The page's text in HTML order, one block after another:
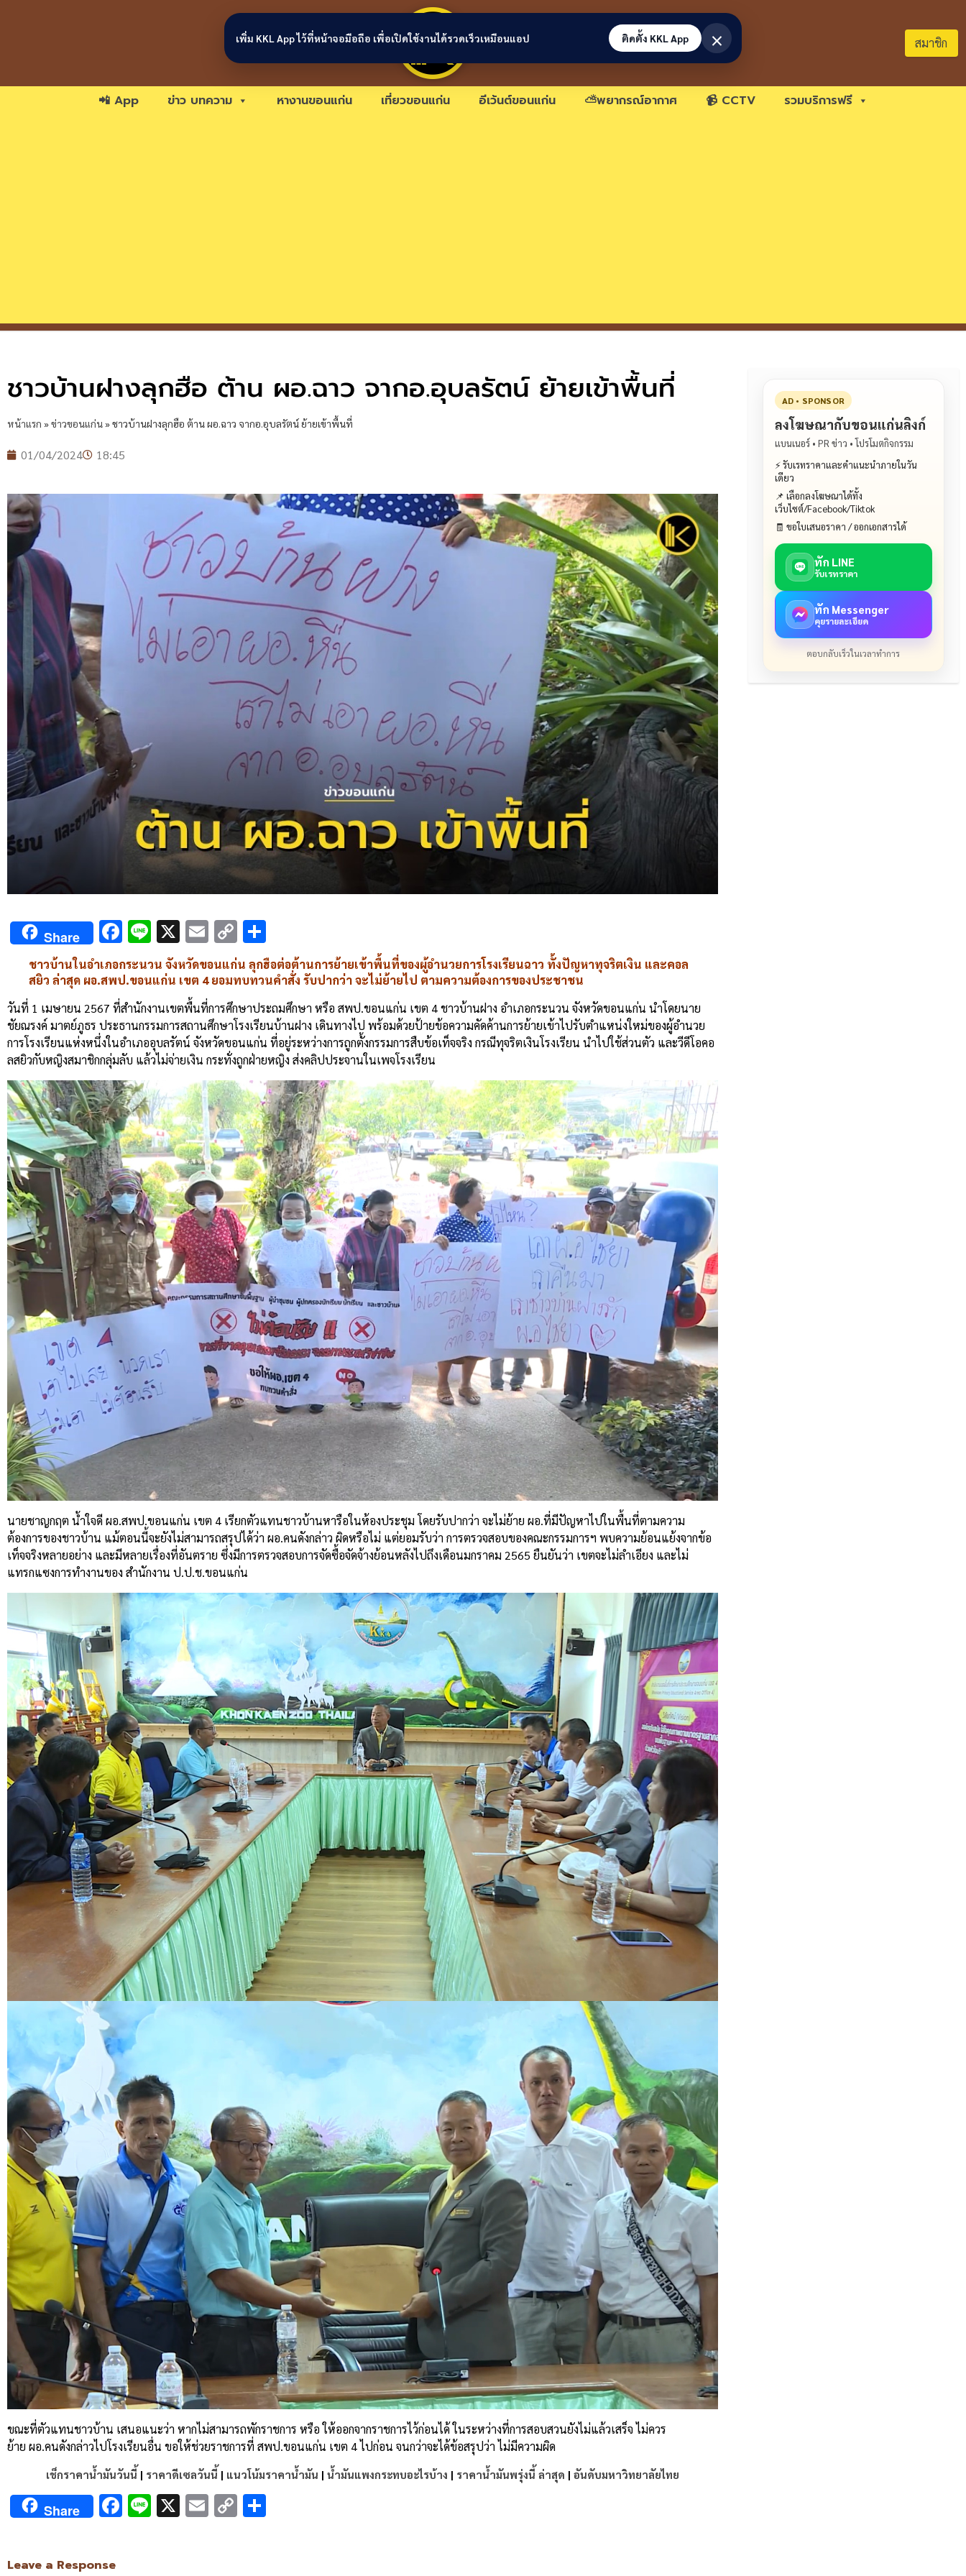
ขอนแก่นลิงก์ สมาชิก
📲 App ข่าว บทความ หางานขอนแก่น เที่ยวขอนแก่น อีเว้นต์ขอนแก่น ⛅พยากรณ์อากาศ 📹 CCTV รวมบริการฟรี
ชาวบ้านฝางลุกฮือ ต้าน ผอ.ฉาว จากอ.อุบลรัตน์ ย้ายเข้าพื้นที่
หน้าแรก »ข่าวขอนแก่น»ชาวบ้านฝางลุกฮือ ต้าน ผอ.ฉาว จากอ.อุบลรัตน์ ย้ายเข้าพื้นที่
01/04/2024 18:45
Share Facebook
Line
X Email
Copy
Link
ชาวบ้านในอำเภอกระนวน จังหวัดขอนแก่น ลุกฮือต่อต้านการย้ายเข้าพื้นที่ของผู้อำนวยการโรงเรียนฉาว ทั้งปัญหาทุจริตเงิน และคอล
สยิว ล่าสุด ผอ.สพป.ขอนแก่น เขต 4 ยอมทบทวนคำสั่ง รับปากว่า จะไม่ย้ายไป ตามความต้องการของประชาชน
วันที่ 1 เมษายน 2567 ที่สำนักงานเขตพื้นที่การศึกษาประถมศึกษา หรือ สพป.ขอนแก่น เขต 4 ชาวบ้านฝาง อำเภอกระนวน จังหวัดขอนแก่น นำโดยนาย
ชัยณรงค์ มาตย์ภูธร ประธานกรรมการสถานศึกษาโรงเรียนบ้านฝาง เดินทางไป พร้อมด้วยป้ายข้อความคัดค้านการย้ายเข้าไปรับตำแหน่งใหม่ของผู้อำนวย
การโรงเรียนแห่งหนึ่งในอำเภออุบลรัตน์ จังหวัดขอนแก่น ที่อยู่ระหว่างการถูกตั้งกรรมการสืบข้อเท็จจริง กรณีทุจริตเงินโรงเรียน นำไปใช้ส่วนตัว และวีดีโอคอ
ลสยิวกับหญิงสมาชิกกลุ่มลับ แล้วไม่จ่ายเงิน กระทั่งถูกฝ่ายหญิง ส่งคลิปประจานในเพจโรงเรียน
นายชาญกฤต น้ำใจดี ผอ.สพป.ขอนแก่น เขต 4 เรียกตัวแทนชาวบ้านหารือในห้องประชุม โดยรับปากว่า จะไม่ย้าย ผอ.ที่มีปัญหาไปในพื้นที่ตามความ
ต้องการของชาวบ้าน แม้ตอนนี้จะยังไม่สามารถสรุปได้ว่า ผอ.คนดังกล่าว ผิดหรือไม่ แต่ยอมรับว่า การตรวจสอบของคณะกรรมการฯ พบความย้อนแย้งจากข้อ
เท็จจริงหลายอย่าง และมีหลายเรื่องที่อันตราย ซึ่งมีการตรวจสอบการจัดซื้อจัดจ้างย้อนหลังไปถึงเดือนมกราคม 2565 ยืนยันว่า เขตจะไม่ลำเอียง และไม่
แทรกแซงการทำงานของ สำนักงาน ป.ป.ช.ขอนแก่น
ขณะที่ตัวแทนชาวบ้าน เสนอแนะว่า หากไม่สามารถพักราชการ หรือ ให้ออกจากราชการไว้ก่อนได้ ในระหว่างที่การสอบสวนยังไม่แล้วเสร็จ ไม่ควร
ย้าย ผอ.คนดังกล่าวไปโรงเรียนอื่น ขอให้ช่วยราชการที่ สพป.ขอนแก่น เขต 4 ไปก่อน จนกว่าจะได้ข้อสรุปว่า ไม่มีความผิด
เช็กราคาน้ำมันวันนี้ | ราคาดีเซลวันนี้ | แนวโน้มราคาน้ำมัน | น้ำมันแพงกระทบอะไรบ้าง | ราคาน้ำมันพรุ่งนี้ ล่าสุด | อันดับมหาวิทยาลัยไทย
Share Facebook
Line
X Email
Copy
Leave a Response
AD • SPONSOR
ลงโฆษณากับขอนแก่นลิงก์
แบนเนอร์ • PR ข่าว • โปรโมตกิจกรรม
⚡ รับเรทราคาและคำแนะนำภายในวัน
เดียว
📌 เลือกลงโฆษณาได้ทั้ง
เว็บไซต์/Facebook/Tiktok
🧾 ขอใบเสนอราคา / ออกเอกสารได้
ทัก LINE
รับเรทราคา
ทัก Messenger
คุยรายละเอียด
ตอบกลับเร็วในเวลาทำการ
เพิ่ม KKL App ไว้ที่หน้าจอมือถือ เพื่อเปิดใช้งานได้รวดเร็วเหมือนแอป ติดตั้ง KKL App ×